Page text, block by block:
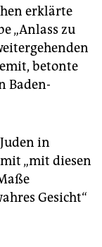
erklärte
„Anlass zu
betonte
Baden-
in
„mit diesen
Gesicht“